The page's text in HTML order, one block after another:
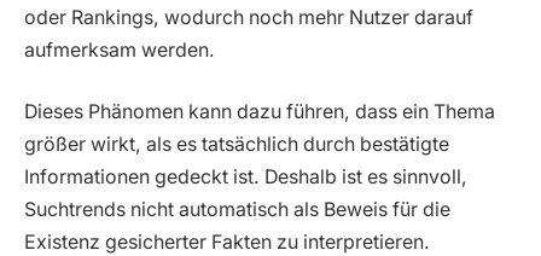
oder Rankings, wodurch noch mehr Nutzer darauf
aufmerksam werden.
Dieses Phänomen kann dazu führen, dass ein Thema
größer wirkt, als es tatsächlich durch bestätigte
Informationen gedeckt ist. Deshalb ist es sinnvoll,
Suchtrends nicht automatisch als Beweis für die
Existenz gesicherter Fakten zu interpretieren.